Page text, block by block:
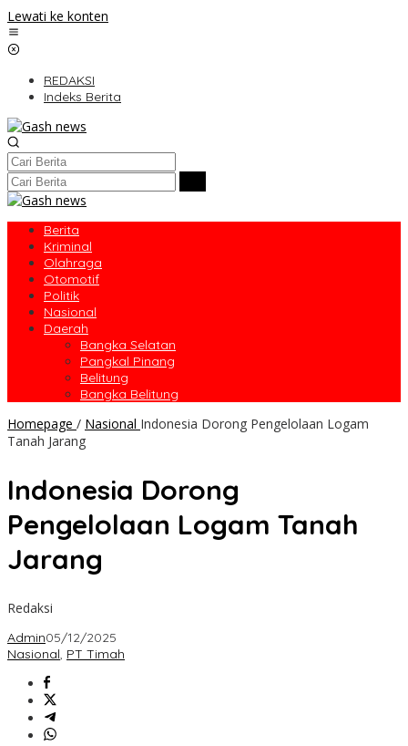
Lewati ke konten
REDAKSI
Indeks Berita
Berita
Kriminal
Olahraga
Otomotif
Politik
Nasional
Daerah
Bangka Selatan
Pangkal Pinang
Belitung
Bangka Belitung
Homepage / Nasional Indonesia Dorong Pengelolaan Logam
Tanah Jarang
Indonesia Dorong
Pengelolaan Logam Tanah
Jarang
Redaksi
Admin05/12/2025
Nasional, PT Timah